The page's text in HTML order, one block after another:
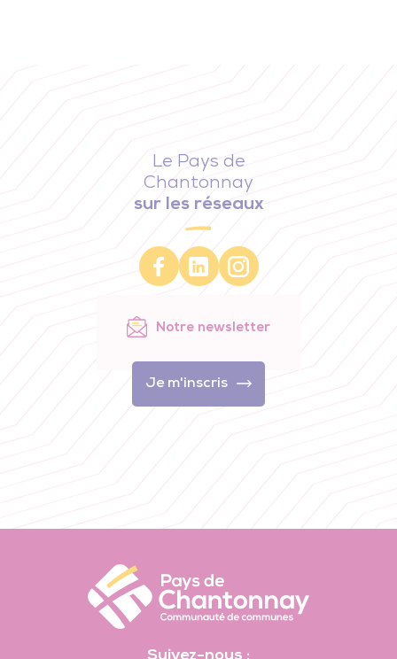
Le Pays de
Chantonnay
sur les réseaux
Notre newsletter
Je m'inscris